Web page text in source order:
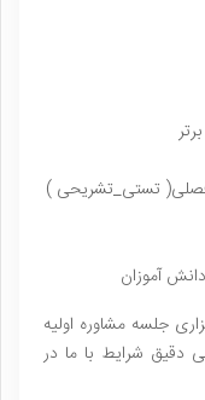
فصلی( تستی_تشریحی )
آموزان
جلسه مشاوره اولیه
دقیق شرایط با ما در